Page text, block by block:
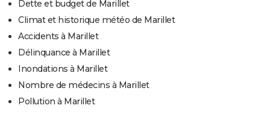
Dette et budget de Marillet
Climat et historique météo de Marillet
Accidents à Marillet
Délinquance à Marillet
Inondations à Marillet
Nombre de médecins à Marillet
Pollution à Marillet